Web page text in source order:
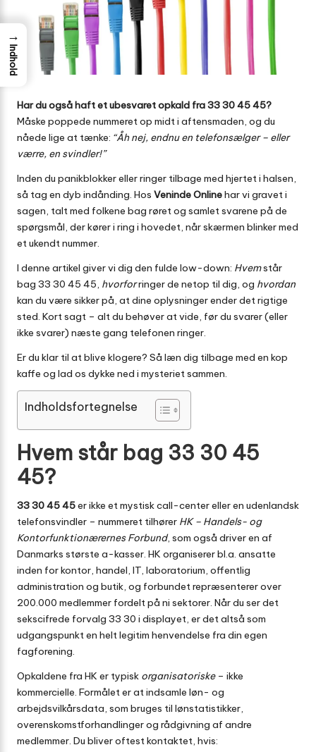
Har du også haft et ubesvaret opkald fra 33 30 45 45?
Måske poppede nummeret op midt i aftensmaden, og du
nåede lige at tænke: “Åh nej, endnu en telefonsælger – eller
værre, en svindler!”
Inden du panikblokker eller ringer tilbage med hjertet i halsen,
så tag en dyb indånding. Hos Veninde Onlinehar vi gravet i
sagen, talt med folkene bag røret og samlet svarene på de
spørgsmål, der kører i ring i hovedet, når skærmen blinker med
et ukendt nummer.
I denne artikel giver vi dig den fulde low-down: Hvemstår
bag 33 30 45 45, hvorforringer de netop til dig, og hvordan
kan du være sikker på, at dine oplysninger ender det rigtige
sted. Kort sagt – alt du behøver at vide, før du svarer (eller
ikke svarer) næste gang telefonen ringer.
Er du klar til at blive klogere? Så læn dig tilbage med en kop
kaffe og lad os dykke ned i mysteriet sammen.
Indholdsfortegnelse
Hvem står bag 33 30 45
45?
33 30 45 45er ikke et mystisk call-center eller en udenlandsk
telefonsvindler – nummeret tilhører HK – Handels- og
Kontorfunktionærernes Forbund, som også driver en af
Danmarks største a-kasser. HK organiserer bl.a. ansatte
inden for kontor, handel, IT, laboratorium, offentlig
administration og butik, og forbundet repræsenterer over
200.000 medlemmer fordelt på ni sektorer. Når du ser det
sekscifrede forvalg 33 30 i displayet, er det altså som
udgangspunkt en helt legitim henvendelse fra din egen
fagforening.
Opkaldene fra HK er typisk organisatoriske– ikke
kommercielle. Formålet er at indsamle løn- og
arbejdsvilkårsdata, som bruges til lønstatistikker,
overenskomstforhandlinger og rådgivning af andre
medlemmer. Du bliver oftest kontaktet, hvis:
→
Indhold